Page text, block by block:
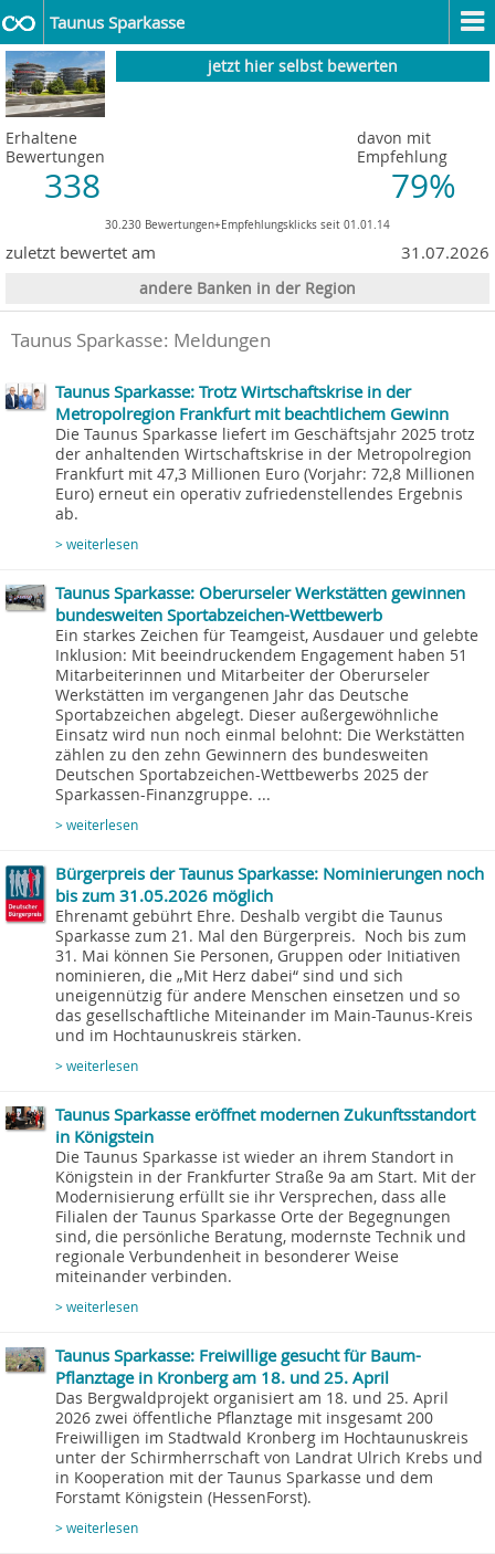
Taunus Sparkasse
jetzt hier selbst bewerten
Erhaltene
Bewertungen
338
davon mit
Empfehlung
79%
30.230 Bewertungen+Empfehlungsklicks seit 01.01.14
zuletzt bewertet am 31.07.2026
andere Banken in der Region
Taunus Sparkasse: Meldungen
Taunus Sparkasse: Trotz Wirtschaftskrise in der
Metropolregion Frankfurt mit beachtlichem Gewinn
Die Taunus Sparkasse liefert im Geschäftsjahr 2025 trotz
der anhaltenden Wirtschaftskrise in der Metropolregion
Frankfurt mit 47,3 Millionen Euro (Vorjahr: 72,8 Millionen
Euro) erneut ein operativ zufriedenstellendes Ergebnis
ab.
> weiterlesen
Taunus Sparkasse: Oberurseler Werkstätten gewinnen
bundesweiten Sportabzeichen-Wettbewerb
Ein starkes Zeichen für Teamgeist, Ausdauer und gelebte
Inklusion: Mit beeindruckendem Engagement haben 51
Mitarbeiterinnen und Mitarbeiter der Oberurseler
Werkstätten im vergangenen Jahr das Deutsche
Sportabzeichen abgelegt. Dieser außergewöhnliche
Einsatz wird nun noch einmal belohnt: Die Werkstätten
zählen zu den zehn Gewinnern des bundesweiten
Deutschen Sportabzeichen-Wettbewerbs 2025 der
Sparkassen-Finanzgruppe. ...
> weiterlesen
Bürgerpreis der Taunus Sparkasse: Nominierungen noch
bis zum 31.05.2026 möglich
Ehrenamt gebührt Ehre. Deshalb vergibt die Taunus
Sparkasse zum 21. Mal den Bürgerpreis. Noch bis zum
31. Mai können Sie Personen, Gruppen oder Initiativen
nominieren, die „Mit Herz dabei“ sind und sich
uneigennützig für andere Menschen einsetzen und so
das gesellschaftliche Miteinander im Main-Taunus-Kreis
und im Hochtaunuskreis stärken.
> weiterlesen
Taunus Sparkasse eröffnet modernen Zukunftsstandort
in Königstein
Die Taunus Sparkasse ist wieder an ihrem Standort in
Königstein in der Frankfurter Straße 9a am Start. Mit der
Modernisierung erfüllt sie ihr Versprechen, dass alle
Filialen der Taunus Sparkasse Orte der Begegnungen
sind, die persönliche Beratung, modernste Technik und
regionale Verbundenheit in besonderer Weise
miteinander verbinden.
> weiterlesen
Taunus Sparkasse: Freiwillige gesucht für Baum-
Pflanztage in Kronberg am 18. und 25. April
Das Bergwaldprojekt organisiert am 18. und 25. April
2026 zwei öffentliche Pflanztage mit insgesamt 200
Freiwilligen im Stadtwald Kronberg im Hochtaunuskreis
unter der Schirmherrschaft von Landrat Ulrich Krebs und
in Kooperation mit der Taunus Sparkasse und dem
Forstamt Königstein (HessenForst).
> weiterlesen